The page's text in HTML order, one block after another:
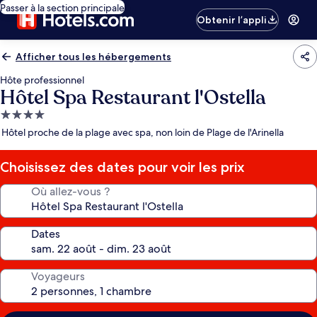
Passer à la section principale
Obtenir l’appli
Afficher tous les hébergements
Hôte professionnel
Hôtel Spa Restaurant l'Ostella
Hébergement
4.0 étoiles
Hôtel proche de la plage avec spa, non loin de Plage de l'Arinella
Choisissez des dates pour voir les prix
Où allez-vous ?
Dates
Voyageurs